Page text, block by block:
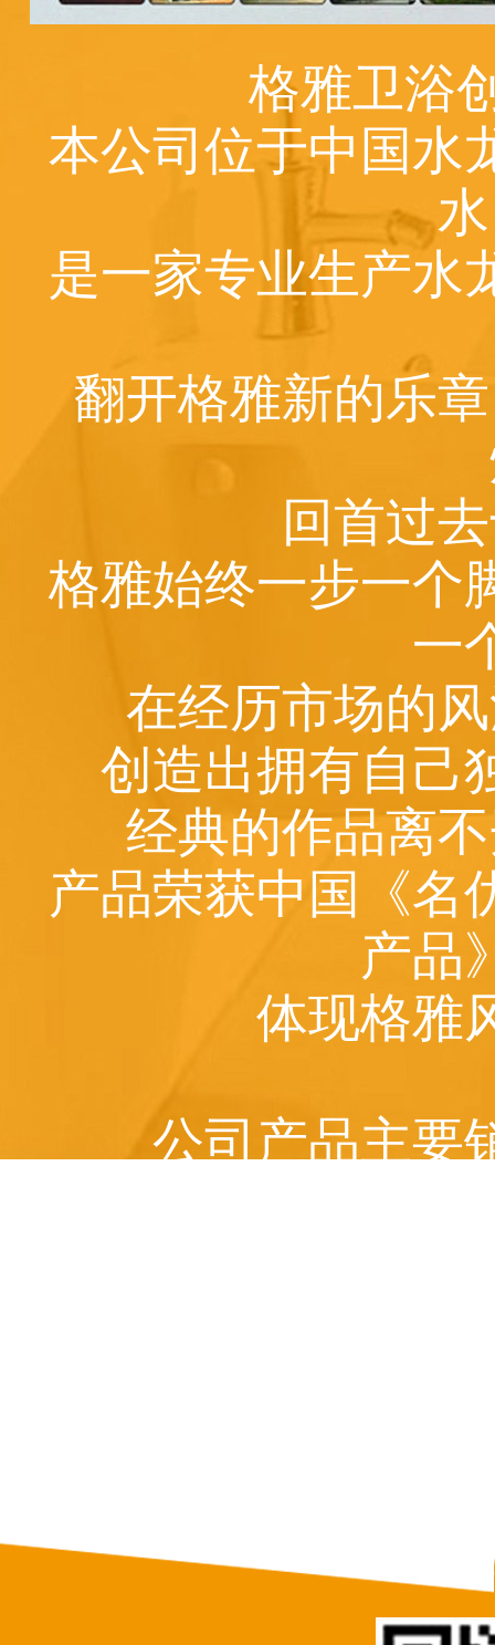
格雅卫浴
本公司位于中国水
是一家专业生产水
翻开格雅新的乐
回首过
格雅始终一步一个
一
在经历市场的
创造出拥有自己
经典的作品离
产品荣获中国《名
产品
体现格雅
公司产品主要